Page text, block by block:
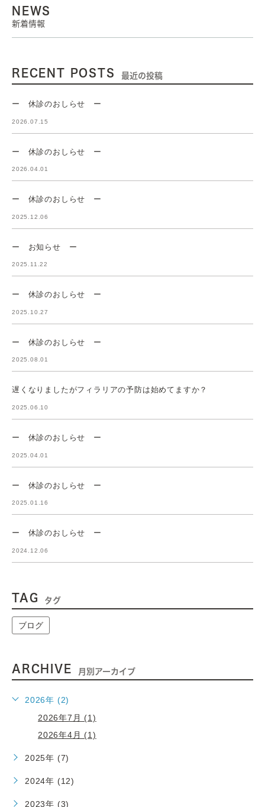
NEWS
新着情報
RECENT POSTS 最近の投稿
ー 休診のおしらせ ー
2026.07.15
ー 休診のおしらせ ー
2026.04.01
ー 休診のおしらせ ー
2025.12.06
ー お知らせ ー
2025.11.22
ー 休診のおしらせ ー
2025.10.27
ー 休診のおしらせ ー
2025.08.01
遅くなりましたがフィラリアの予防は始めてますか？
2025.06.10
ー 休診のおしらせ ー
2025.04.01
ー 休診のおしらせ ー
2025.01.16
ー 休診のおしらせ ー
2024.12.06
TAG タグ
ブログ
ARCHIVE 月別アーカイブ
2026年 (2)
2026年7月 (1)
2026年4月 (1)
2025年 (7)
2024年 (12)
2023年 (3)